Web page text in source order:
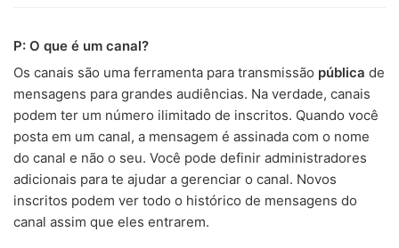
P: O que é um canal?
Os canais são uma ferramenta para transmissão pública de
mensagens para grandes audiências. Na verdade, canais
podem ter um número ilimitado de inscritos. Quando você
posta em um canal, a mensagem é assinada com o nome
do canal e não o seu. Você pode definir administradores
adicionais para te ajudar a gerenciar o canal. Novos
inscritos podem ver todo o histórico de mensagens do
canal assim que eles entrarem.